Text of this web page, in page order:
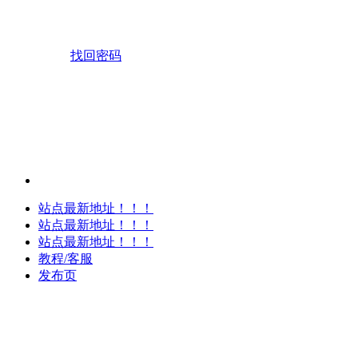
找回密码
站点最新地址！！！
站点最新地址！！！
站点最新地址！！！
教程/客服
发布页